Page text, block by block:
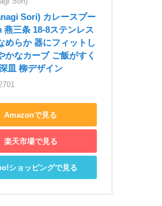
Sori) カレースプー
燕三条 18-8ステンレス
めらか 器にフィットし
かなカーブ ご飯がすく
皿 柳デザイン
Amazonで見る
楽天市場で見る
ショッピングで見る